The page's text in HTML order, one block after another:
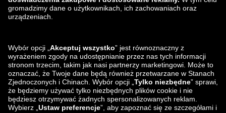
zalando-lounge.ro zalando-lounge.hr
zalando-lounge.lu zalando-lounge.ee
zalando-lounge.lv zalando-lounge.no